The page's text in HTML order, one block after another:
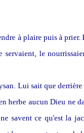
à plaire puis à
le
Lui sait que
herbe aucun Dieu ne
savent ce qu'est la